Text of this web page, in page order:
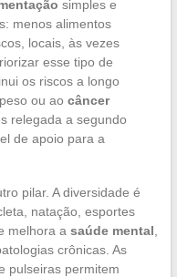
simples e
menos alimentos
locais, às vezes
esse tipo de
os riscos a longo
ou ao câncer
relegada a segundo
de apoio para a
pilar. A diversidade é
natação, esportes
melhora a saúde mental
crônicas. As
pulseiras permitem